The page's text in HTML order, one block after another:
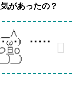
があったの？